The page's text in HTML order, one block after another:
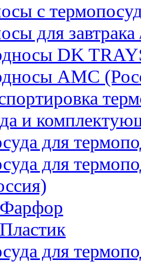
с
для завтрака
DK
AMC
и
для
для
Фарфор
Пластик
для